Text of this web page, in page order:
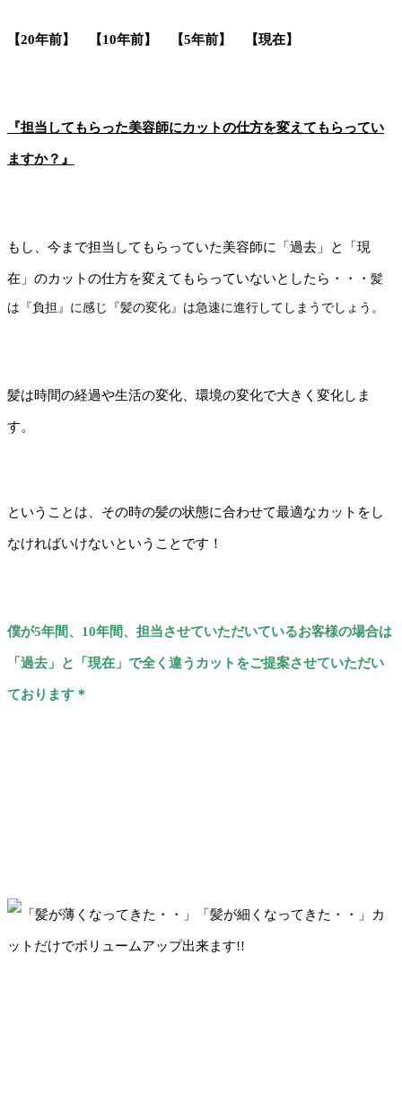
【20年前】 【10年前】 【5年前】 【現在】
『担当してもらった美容師にカットの仕方を変えてもらってい
ますか？』
もし、今まで担当してもらっていた美容師に「過去」と「現
在」のカットの仕方を変えてもらっていないとしたら・・・ 髪
は『負担』に感じ『髪の変化』は急速に進行してしまうでしょう。
髪は時間の経過や生活の変化、環境の変化で大きく変化しま
す。
ということは、その時の髪の状態に合わせて最適なカットをし
なければいけないということです！
僕が5年間、10年間、担当させていただいているお客様の場合は
「過去」と「現在」で全く違うカットをご提案させていただい
ております＊